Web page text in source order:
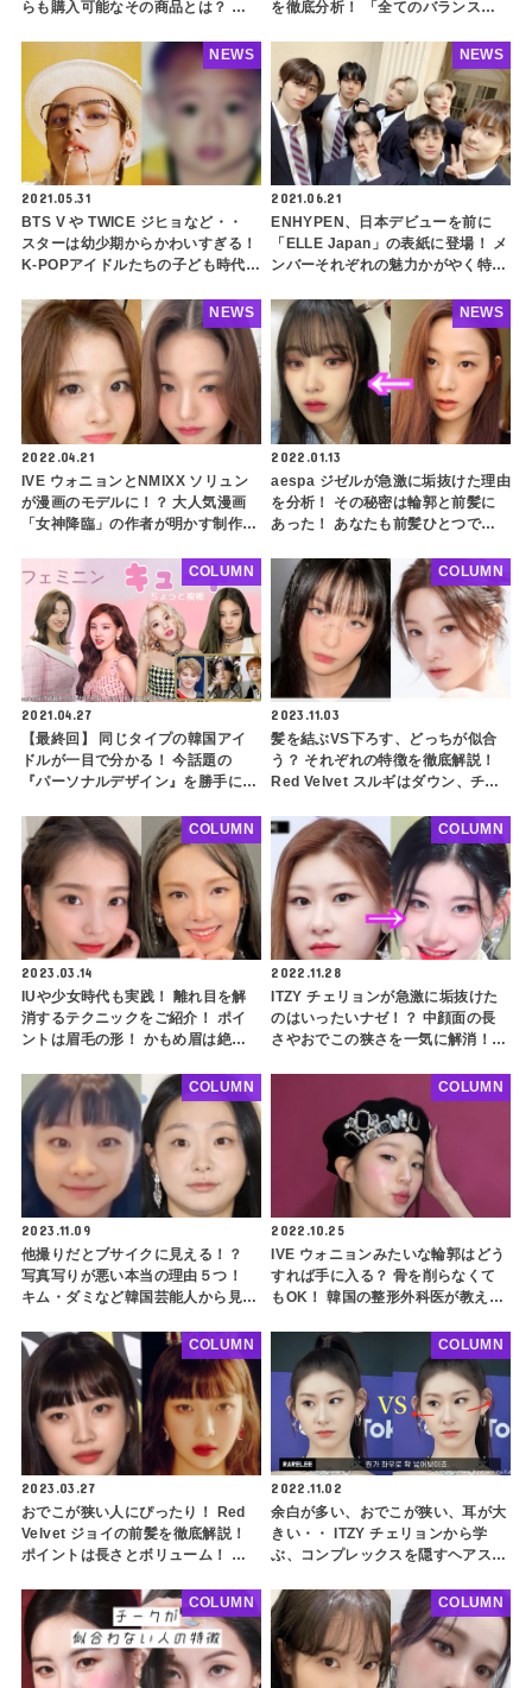
らも購入可能なその商品とは？ ナ
メイクに注目殺到
を徹底分析！ 「全てのバランスが
ョンの魅力ポイントとは？
2021.05.31
BTS V や TWICE ジヒョなど・・
スターは幼少期からかわいすぎる！
K-POPアイドルたちの子ども時代の
NEWS
2021.06.21
ENHYPEN、日本デビューを前に
「ELLE Japan」の表紙に登場！ メ
ンバーそれぞれの魅力かがやく特集
NEWS
2022.04.21
IVE ウォニョンとNMIXX ソリュン
が漫画のモデルに！？ 大人気漫画
「女神降臨」の作者が明かす制作の
NEWS
2022.01.13
aespa ジゼルが急激に垢抜けた理由
を分析！ その秘密は輪郭と前髪に
あった！ あなたも前髪ひとつで超
うタイプの輪郭を徹底解説
NEWS
2021.04.27
【最終回】 同じタイプの韓国アイ
ドルが一目で分かる！ 今話題の
『パーソナルデザイン』を勝手に選
どが似合う『洋服』の特徴とは…
COLUMN
2023.11.03
髪を結ぶVS下ろす、どっちが似合
う？ それぞれの特徴を徹底解説！
Red Velvet スルギはダウン、チョ
くい髪型をするときのスタイリング
のコツも紹介
COLUMN
2023.03.14
IUや少女時代も実践！ 離れ目を解
消するテクニックをご紹介！ ポイ
ントは眉毛の形！ かもめ眉は絶対
も解説
COLUMN
2022.11.28
ITZY チェリョンが急激に垢抜けた
のはいったいナゼ！？ 中顔面の長
さやおでこの狭さを一気に解消！
肌はさらに白く・・ その秘密を徹
COLUMN
2023.11.09
他撮りだとブサイクに見える！？
写真写りが悪い本当の理由５つ！
キム・ダミなど韓国芸能人から見る
紹介
COLUMN
2022.10.25
IVE ウォニョンみたいな輪郭はどう
すれば手に入る？ 骨を削らなくて
もOK！ 韓国の整形外科医が教え
COLUMN
2023.03.27
おでこが狭い人にぴったり！ Red
Velvet ジョイの前髪を徹底解説！
ポイントは長さとボリューム！ ぱ
っきり似合わせよう
COLUMN
2022.11.02
余白が多い、おでこが狭い、耳が大
きい・・ ITZY チェリョンから学
ぶ、コンプレックスを隠すヘアスタ
必見！ 自分の顔を分析して最大限
に垢抜けよう
COLUMN
COLUMN COLUMN